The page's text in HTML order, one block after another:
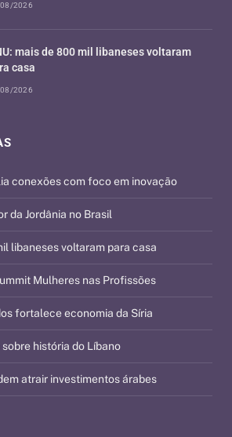
conexões com foco em inovação
da Jordânia no Brasil
libaneses voltaram para casa
Mulheres nas Profissões
fortalece economia da Síria
história do Líbano
atrair investimentos árabes
2026
mais de 800 mil libaneses voltaram
casa
2026